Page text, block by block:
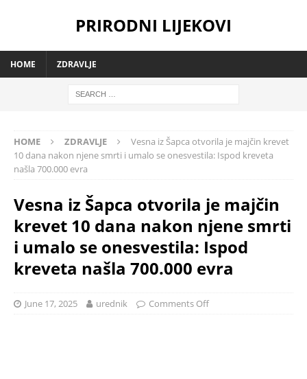
PRIRODNI LIJEKOVI
HOME ZDRAVLJE
HOME ZDRAVLJE
Vesna iz Šapca otvorila je majčin krevet
10 dana nakon njene smrti i umalo se onesvestila: Ispod kreveta
našla 700.000 evra
Vesna iz Šapca otvorila je majčin
krevet 10 dana nakon njene smrti
i umalo se onesvestila: Ispod
kreveta našla 700.000 evra
June 17, 2025 urednik Comments Off